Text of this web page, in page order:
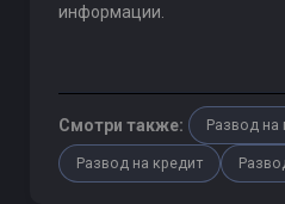
информации.
Смотри также: Развод на
Развод на кредит